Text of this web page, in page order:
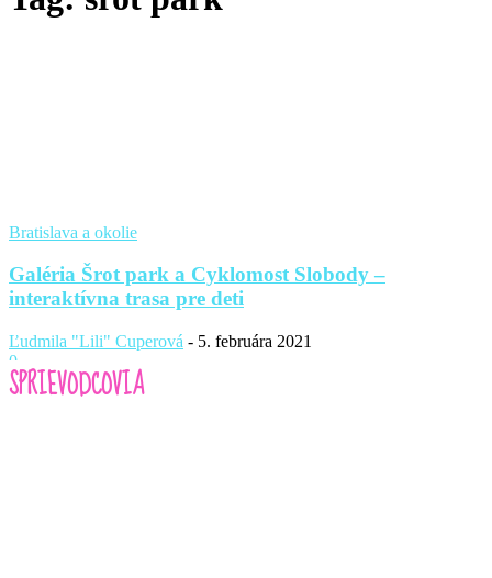
Bratislava a okolie
Galéria Šrot park a Cyklomost Slobody –
interaktívna trasa pre deti
Ľudmila "Lili" Cuperová - 5. februára 2021
0
SPRIEVODCOVIA